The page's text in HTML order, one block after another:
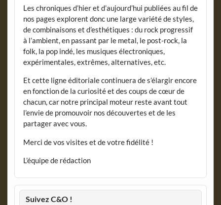
Les chroniques d’hier et d’aujourd’hui publiées au fil de
nos pages explorent donc une large variété de styles,
de combinaisons et d’esthétiques : du rock progressif
à l’ambient, en passant par le metal, le post-rock, la
folk, la pop indé, les musiques électroniques,
expérimentales, extrêmes, alternatives, etc.
Et cette ligne éditoriale continuera de s’élargir encore
en fonction de la curiosité et des coups de cœur de
chacun, car notre principal moteur reste avant tout
l’envie de promouvoir nos découvertes et de les
partager avec vous.
Merci de vos visites et de votre fidélité !
L’équipe de rédaction
Suivez C&O !